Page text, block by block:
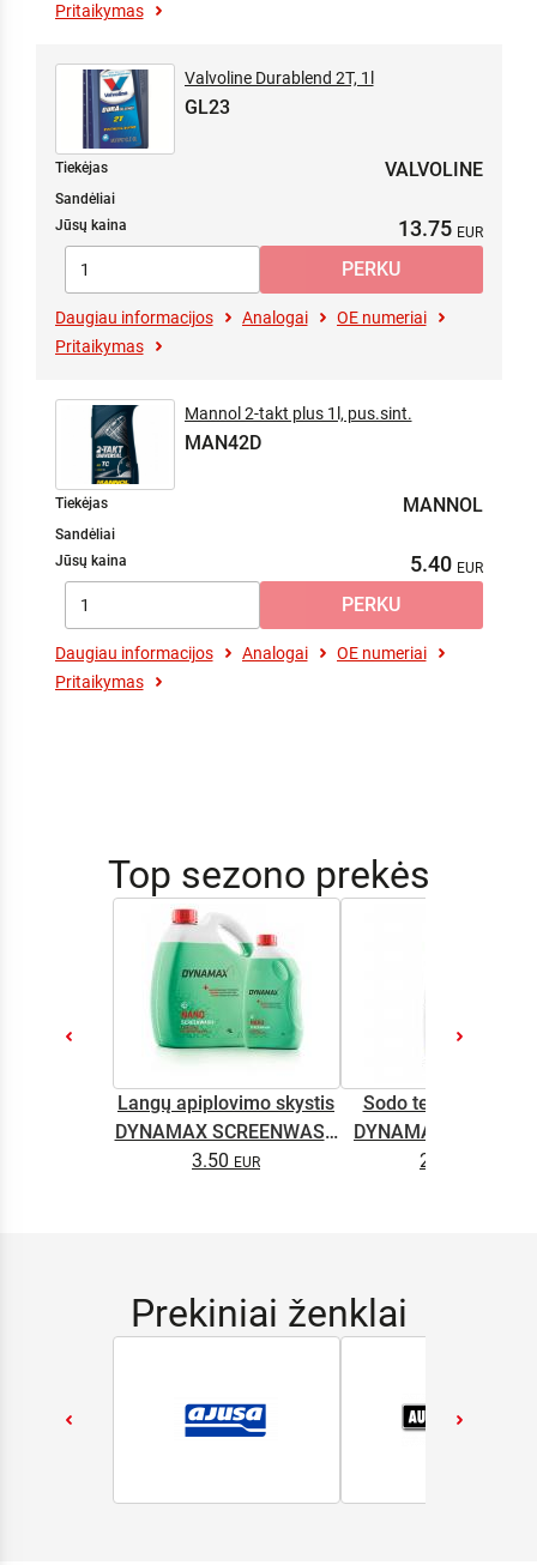
Pritaikymas
Valvoline Durablend 2T, 1l
GL23
Tiekėjas VALVOLINE
Sandėliai
Jūsų kaina
13.75
Daugiau informacijos Analogai
OE numeriai
Pritaikymas
Mannol 2-takt plus 1l, pus.sint.
MAN42D
Tiekėjas MANNOL
Sandėliai
Jūsų kaina
5.40
Daugiau informacijos Analogai
OE numeriai
Pritaikymas
Top sezono prekės
Langų apiplovimo skystis
DYNAMAX SCREENWASH
NANO 4l
3.50
Sodo technikos
DYNAMAX M2T
2.65
Prekiniai ženklai